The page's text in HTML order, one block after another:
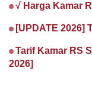
√ Harga Kamar
[UPDATE 2026]
Tarif Kamar RS
2026]